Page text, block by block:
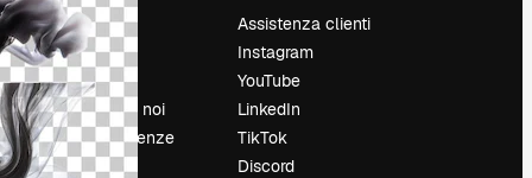
Prezzi
Chi siamo
Recensioni
Lavora con noi
Cerca tendenze
Blog
Assistenza clienti
Instagram
YouTube
LinkedIn
TikTok
Discord